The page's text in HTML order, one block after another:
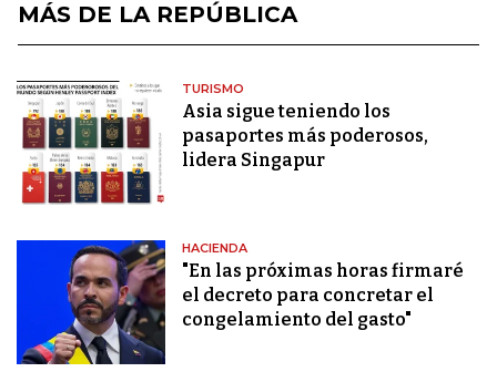
MÁS DE LA REPÚBLICA
TURISMO
Asia sigue teniendo los
pasaportes más poderosos,
lidera Singapur
HACIENDA
"En las próximas horas firmaré
el decreto para concretar el
congelamiento del gasto"